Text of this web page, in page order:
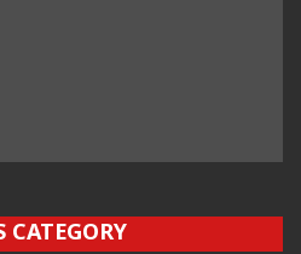
CATEGORY